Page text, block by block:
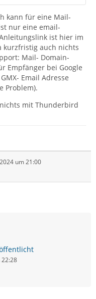
blocked. The
or DKIM. For this
check for ["Mail-
kann für eine Mail-
nur eine email-
ist hier im
kurzfristig auch nichts
Mail- Domain-
Empfänger bei Google
Email Adresse
Problem).
mit Thunderbird
um 21:00